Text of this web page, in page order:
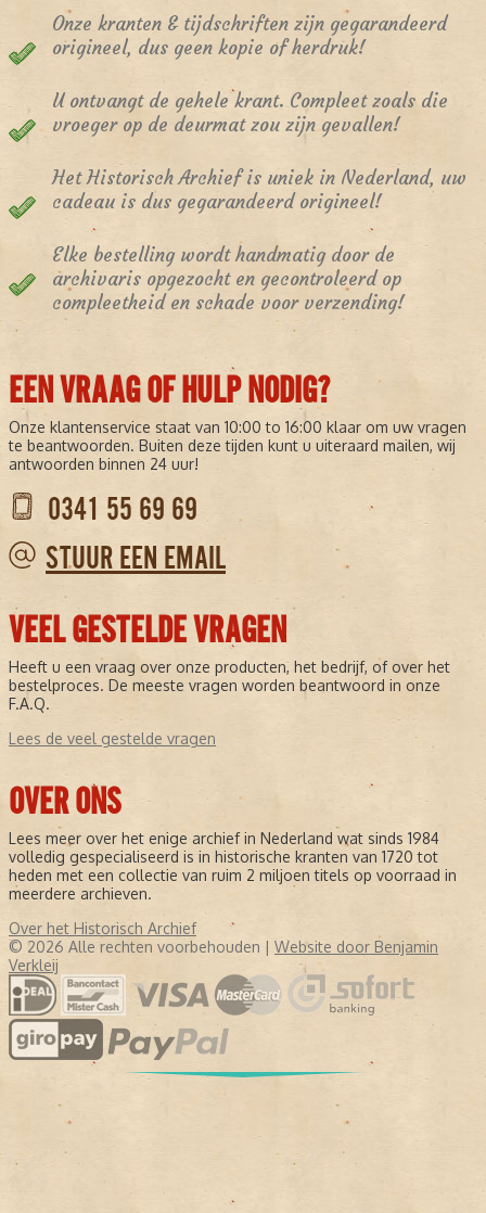
Onze kranten & tijdschriften zijn gegarandeerd
origineel, dus geen kopie of herdruk!
U ontvangt de gehele krant. Compleet zoals die
vroeger op de deurmat zou zijn gevallen!
Het Historisch Archief is uniek in Nederland, uw
cadeau is dus gegarandeerd origineel!
Elke bestelling wordt handmatig door de
archivaris opgezocht en gecontroleerd op
compleetheid en schade voor verzending!
EEN VRAAG OF HULP NODIG?
Onze klantenservice staat van 10:00 to 16:00 klaar om uw vragen
te beantwoorden. Buiten deze tijden kunt u uiteraard mailen, wij
antwoorden binnen 24 uur!
0341 55 69 69
STUUR EEN EMAIL
VEEL GESTELDE VRAGEN
Heeft u een vraag over onze producten, het bedrijf, of over het
bestelproces. De meeste vragen worden beantwoord in onze
F.A.Q.
Lees de veel gestelde vragen
OVER ONS
Lees meer over het enige archief in Nederland wat sinds 1984
volledig gespecialiseerd is in historische kranten van 1720 tot
heden met een collectie van ruim 2 miljoen titels op voorraad in
meerdere archieven.
Over het Historisch Archief
© 2026 Alle rechten voorbehouden | Website door Benjamin
Verkleij